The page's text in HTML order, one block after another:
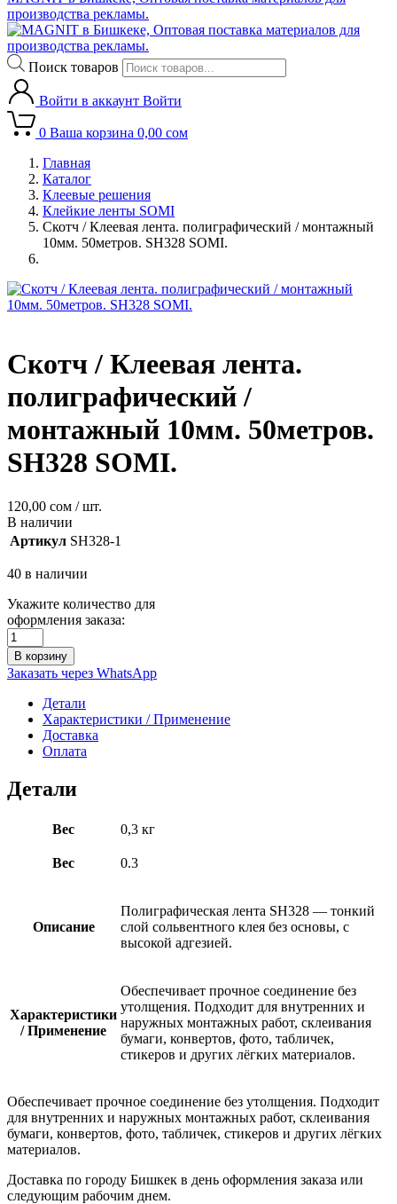
производства рекламы.
Поиск товаров
Войти в аккаунт Войти
0 Ваша корзина 0,00 сом
Главная
Каталог
Клеевые решения
Клейкие ленты SOMI
Скотч / Клеевая лента. полиграфический / монтажный
10мм. 50метров. SH328 SOMI.
Скотч / Клеевая лента.
полиграфический /
монтажный 10мм. 50метров.
SH328 SOMI.
120,00 сом / шт.
В наличии
Артикул SH328-1
40 в наличии
Укажите количество для
оформления заказа:
В корзину
Заказать через WhatsApp
Детали
Характеристики / Применение
Доставка
Оплата
Детали
Вес 0,3 кг
Вес 0.3
Описание
Полиграфическая лента SH328 — тонкий
слой сольвентного клея без основы, с
высокой адгезией.
Характеристики
/ Применение
Обеспечивает прочное соединение без
утолщения. Подходит для внутренних и
наружных монтажных работ, склеивания
бумаги, конвертов, фото, табличек,
стикеров и других лёгких материалов.
Обеспечивает прочное соединение без утолщения. Подходит
для внутренних и наружных монтажных работ, склеивания
бумаги, конвертов, фото, табличек, стикеров и других лёгких
материалов.
Доставка по городу Бишкек в день оформления заказа или
следующим рабочим днем.